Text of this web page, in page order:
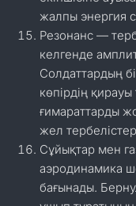
жалпы энергия
Резонанс —
келгенде
Солдаттардың
көпірдің қирауы
ғимараттарды
жел
Сұйықтар мен
аэродинамика
бағынады.